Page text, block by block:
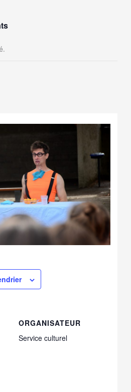
ORGANISATEUR
Service culturel